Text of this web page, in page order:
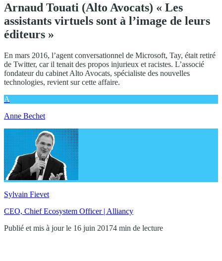
Arnaud Touati (Alto Avocats) « Les
assistants virtuels sont à l’image de leurs
éditeurs »
En mars 2016, l’agent conversationnel de Microsoft, Tay, était retiré
de Twitter, car il tenait des propos injurieux et racistes. L’associé
fondateur du cabinet Alto Avocats, spécialiste des nouvelles
technologies, revient sur cette affaire.
A
Anne Bechet
Sylvain Fievet
CEO, Chief Ecosystem Officer | Alliancy
Publié et mis à jour le 16 juin 20174 min de lecture